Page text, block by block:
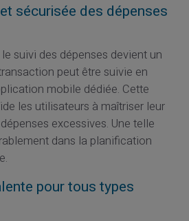
sécurisée des dépenses
suivi des dépenses devient un
peut être suivie en
mobile dédiée. Cette
les utilisateurs à maîtriser leur
excessives. Une telle
dans la planification
pour tous types